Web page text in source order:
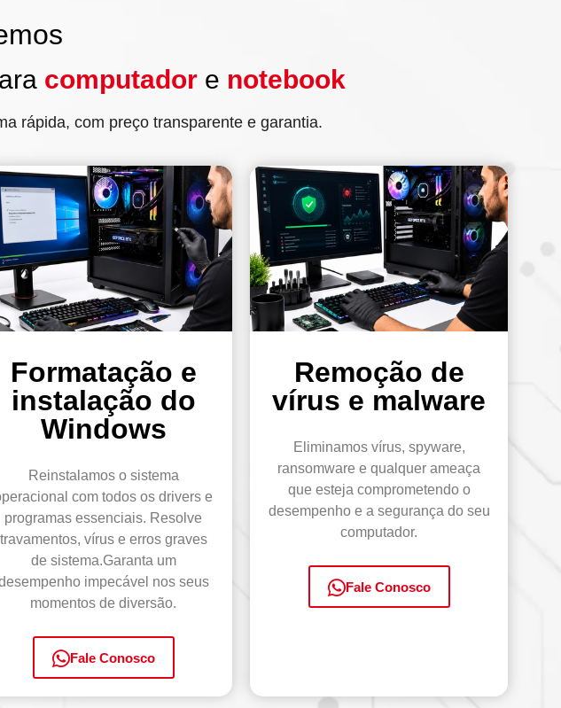
computador e notebook
rápida, com preço transparente e garantia.
Formatação e
instalação do
Windows
Reinstalamos o sistema
com todos os drivers e
programas essenciais. Resolve
travamentos, vírus e erros graves
de sistema.Garanta um
impecável nos seus
momentos de diversão.
Fale Conosco
Remoção de
vírus e malware
Eliminamos vírus, spyware,
ransomware e qualquer ameaça
que esteja comprometendo o
desempenho e a segurança do seu
computador.
Fale Conosco